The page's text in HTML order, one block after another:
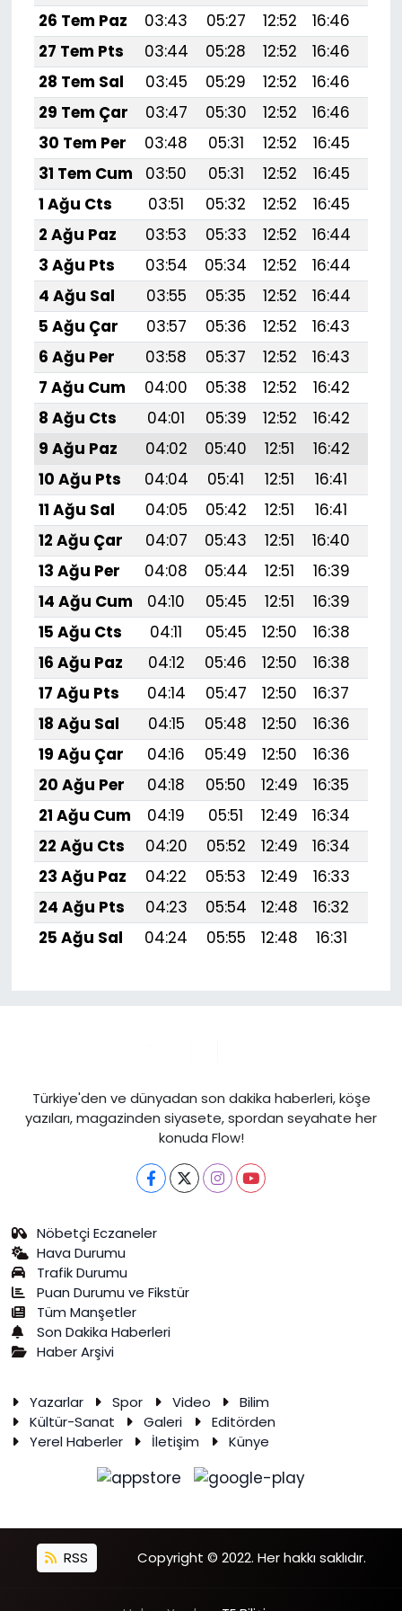
26 Tem Paz
03:43 05:27 12:52 16:46
27 Tem Pts
03:44 05:28 12:52 16:46
28 Tem Sal
03:45 05:29 12:52 16:46
29 Tem Çar
03:47 05:30 12:52 16:46
30 Tem Per
03:48 05:31 12:52 16:45
31 Tem Cum
03:50 05:31 12:52 16:45
1 Ağu Cts
03:51 05:32 12:52 16:45
2 Ağu Paz
03:53 05:33 12:52 16:44
3 Ağu Pts
03:54 05:34 12:52 16:44
4 Ağu Sal
03:55 05:35 12:52 16:44
5 Ağu Çar
03:57 05:36 12:52 16:43
6 Ağu Per
03:58 05:37 12:52 16:43
7 Ağu Cum
04:00 05:38 12:52 16:42
8 Ağu Cts
04:01 05:39 12:52 16:42
9 Ağu Paz
04:02 05:40 12:51 16:42
10 Ağu Pts
04:04 05:41 12:51 16:41
11 Ağu Sal
04:05 05:42 12:51 16:41
12 Ağu Çar
04:07 05:43 12:51 16:40
13 Ağu Per
04:08 05:44 12:51 16:39
14 Ağu Cum
04:10 05:45 12:51 16:39
15 Ağu Cts
04:11 05:45 12:50 16:38
16 Ağu Paz
04:12 05:46 12:50 16:38
17 Ağu Pts
04:14 05:47 12:50 16:37
18 Ağu Sal
04:15 05:48 12:50 16:36
19 Ağu Çar
04:16 05:49 12:50 16:36
20 Ağu Per
04:18 05:50 12:49 16:35
21 Ağu Cum
04:19 05:51 12:49 16:34
22 Ağu Cts
04:20 05:52 12:49 16:34
23 Ağu Paz
04:22 05:53 12:49 16:33
24 Ağu Pts
04:23 05:54 12:48 16:32
25 Ağu Sal
04:24 05:55 12:48 16:31
Türkiye'den ve dünyadan son dakika haberleri, köşe
yazıları, magazinden siyasete, spordan seyahate her
konuda Flow!
Nöbetçi Eczaneler
Hava Durumu
Trafik Durumu
Puan Durumu ve Fikstür
Tüm Manşetler
Son Dakika Haberleri
Haber Arşivi
Yazarlar Spor Video
Bilim
Kültür-Sanat
Galeri
Editörden
Yerel Haberler
İletişim Künye
RSS Copyright © 2022. Her hakkı saklıdır.